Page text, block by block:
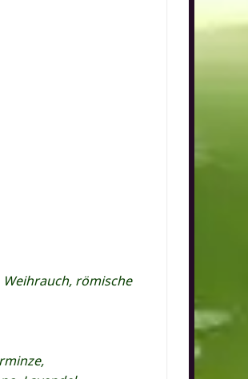
römische